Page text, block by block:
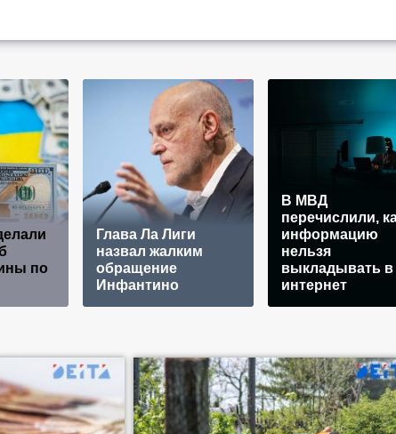
по
Глава Ла Лиги
назвал жалким
обращение
Инфантино
В МВД
перечислили,
информацию
нельзя
выкладывать в
интернет